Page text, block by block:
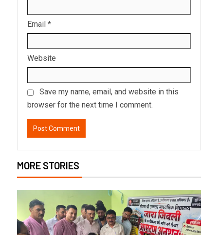
Email *
Website
Save my name, email, and website in this
browser for the next time I comment.
MORE STORIES